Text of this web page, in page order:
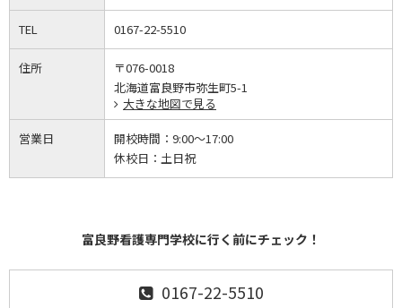
TEL 0167-22-5510
住所
〒076-0018
北海道富良野市弥生町5-1
大きな地図で見る
営業日 開校時間： 9:00～17:00
休校日： 土日祝
富良野看護専門学校に行く前にチェック！
0167-22-5510